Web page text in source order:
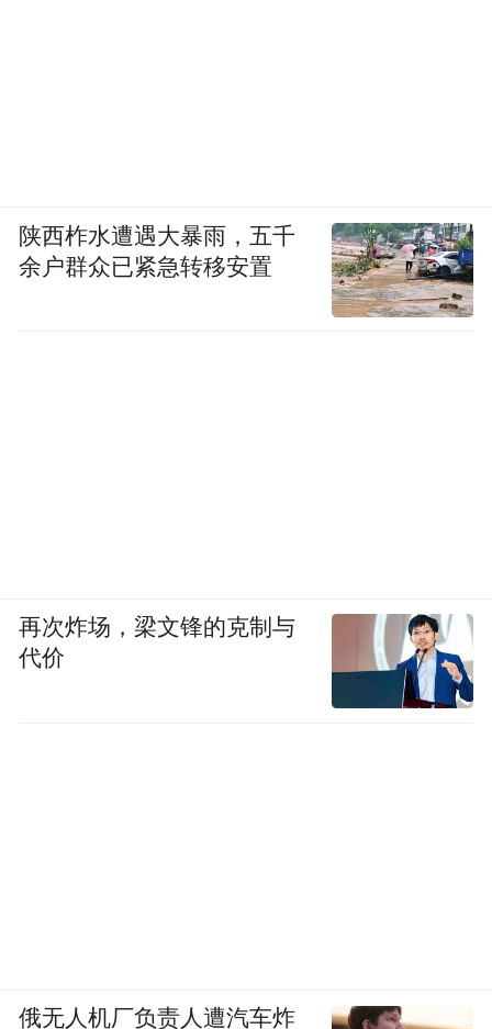
陕西柞水遭遇大暴雨，五千
余户群众已紧急转移安置
再次炸场，梁文锋的克制与
代价
俄无人机厂负责人遭汽车炸